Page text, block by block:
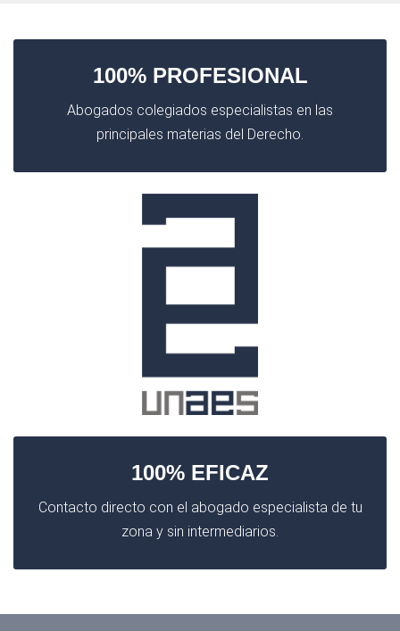
100% PROFESIONAL
Abogados colegiados especialistas en las
principales materias del Derecho.
100% EFICAZ
Contacto directo con el abogado especialista de tu
zona y sin intermediarios.